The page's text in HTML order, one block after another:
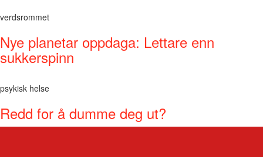
verdsrommet
Nye planetar oppdaga: Lettare enn
sukkerspinn
psykisk helse
Redd for å dumme deg ut?